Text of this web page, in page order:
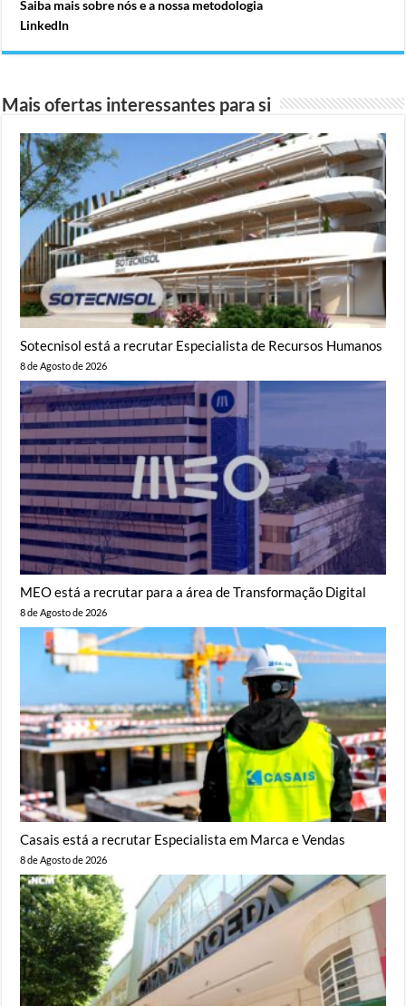
Saiba mais sobre nós e a nossa metodologia
LinkedIn
Mais ofertas interessantes para si
Sotecnisol está a recrutar Especialista de Recursos Humanos
8 de Agosto de 2026
MEO está a recrutar para a área de Transformação Digital
8 de Agosto de 2026
Casais está a recrutar Especialista em Marca e Vendas
8 de Agosto de 2026